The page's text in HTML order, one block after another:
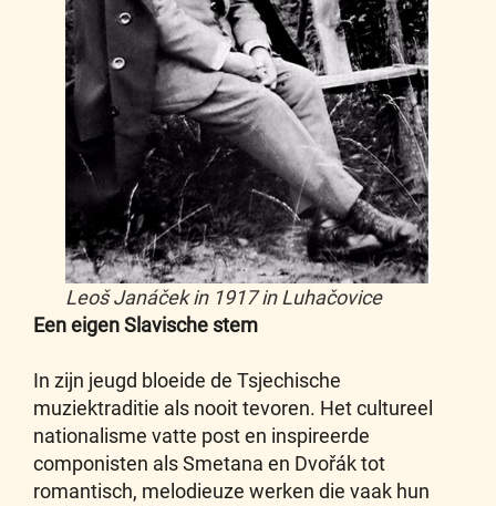
Leoš Janáček in 1917 in Luhačovice
Een eigen Slavische stem
In zijn jeugd bloeide de Tsjechische
muziektraditie als nooit tevoren. Het cultureel
nationalisme vatte post en inspireerde
componisten als Smetana en Dvořák tot
romantisch, melodieuze werken die vaak hun